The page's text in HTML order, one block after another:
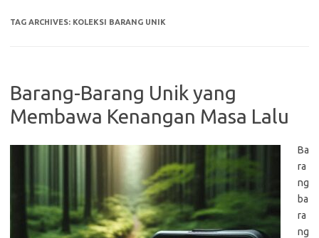
TAG ARCHIVES: KOLEKSI BARANG UNIK
Barang-Barang Unik yang
Membawa Kenangan Masa Lalu
Ba
ra
ng
ba
ra
ng